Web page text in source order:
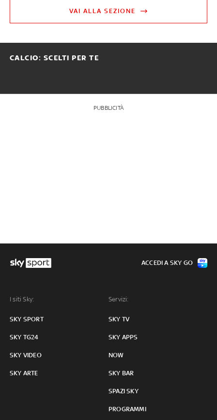
VAI ALLA SEZIONE
CALCIO: SCELTI PER TE
PUBBLICITÀ
I siti Sky:
SKY SPORT
SKY TG24
SKY VIDEO
SKY ARTE
Servizi:
SKY TV
SKY APPS
NOW
SKY BAR
SPAZI SKY
PROGRAMMI
ACCEDI A SKY GO